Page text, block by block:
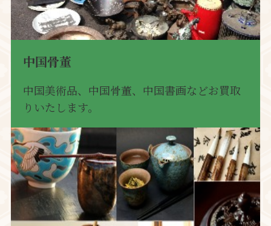
中国骨董
中国美術品、中国骨董、中国書画などお買取
りいたします。